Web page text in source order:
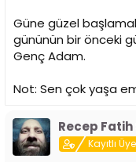
Güne güzel
gününün bir önceki
Genç Adam.
Not: Sen çok yaşa
Recep Fatih
Kayıtlı Üye